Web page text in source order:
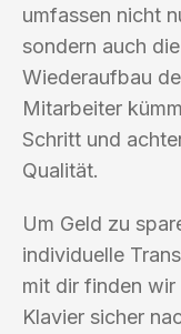
umfassen nicht
sondern auch
Wiederaufbau
Mitarbeiter
Schritt und
Qualität.
Um Geld zu
individuelle
mit dir finden
Klavier sicher